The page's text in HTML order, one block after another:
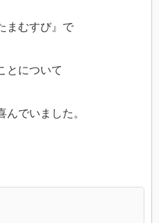
まむすび』で
とについて
んでいました。